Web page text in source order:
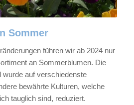
Sommer
führen wir ab 2024 nur
an Sommerblumen. Die
wurde auf verschiedenste
bewährte Kulturen, welche
tauglich sind, reduziert.